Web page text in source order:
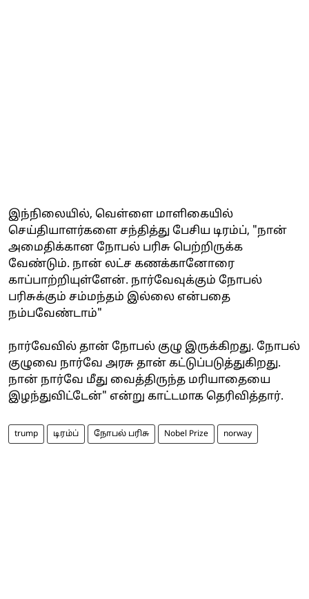
இந்நிலையில், வெள்ளை மாளிகையில்
செய்தியாளர்களை சந்தித்து பேசிய டிரம்ப், "நான்
அமைதிக்கான நோபல் பரிசு பெற்றிருக்க
வேண்டும். நான் லட்ச கணக்கானோரை
காப்பாற்றியுள்ளேன். நார்வேவுக்கும் நோபல்
பரிசுக்கும் சம்மந்தம் இல்லை என்பதை
நம்பவேண்டாம்"
நார்வேவில் தான் நோபல் குழு இருக்கிறது. நோபல்
குழுவை நார்வே அரசு தான் கட்டுப்படுத்துகிறது.
நான் நார்வே மீது வைத்திருந்த மரியாதையை
இழந்துவிட்டேன்" என்று காட்டமாக தெரிவித்தார்.
trump டிரம்ப் நோபல் பரிசு Nobel Prize norway